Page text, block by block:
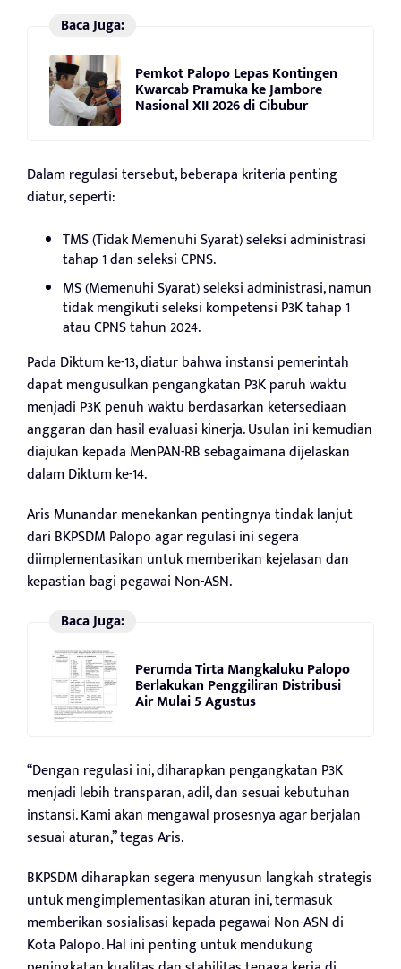
Baca Juga:
Pemkot Palopo Lepas Kontingen
Kwarcab Pramuka ke Jambore
Nasional XII 2026 di Cibubur
Dalam regulasi tersebut, beberapa kriteria penting
diatur, seperti:
TMS (Tidak Memenuhi Syarat) seleksi administrasi
tahap 1 dan seleksi CPNS.
MS (Memenuhi Syarat) seleksi administrasi, namun
tidak mengikuti seleksi kompetensi P3K tahap 1
atau CPNS tahun 2024.
Pada Diktum ke-13, diatur bahwa instansi pemerintah
dapat mengusulkan pengangkatan P3K paruh waktu
menjadi P3K penuh waktu berdasarkan ketersediaan
anggaran dan hasil evaluasi kinerja. Usulan ini kemudian
diajukan kepada MenPAN-RB sebagaimana dijelaskan
dalam Diktum ke-14.
Aris Munandar menekankan pentingnya tindak lanjut
dari BKPSDM Palopo agar regulasi ini segera
diimplementasikan untuk memberikan kejelasan dan
kepastian bagi pegawai Non-ASN.
Baca Juga:
Perumda Tirta Mangkaluku Palopo
Berlakukan Penggiliran Distribusi
Air Mulai 5 Agustus
“Dengan regulasi ini, diharapkan pengangkatan P3K
menjadi lebih transparan, adil, dan sesuai kebutuhan
instansi. Kami akan mengawal prosesnya agar berjalan
sesuai aturan,” tegas Aris.
BKPSDM diharapkan segera menyusun langkah strategis
untuk mengimplementasikan aturan ini, termasuk
memberikan sosialisasi kepada pegawai Non-ASN di
Kota Palopo. Hal ini penting untuk mendukung